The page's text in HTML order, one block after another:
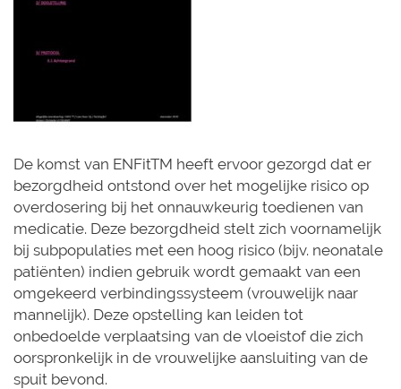
De komst van ENFitTM heeft ervoor gezorgd dat er
bezorgdheid ontstond over het mogelijke risico op
overdosering bij het onnauwkeurig toedienen van
medicatie. Deze bezorgdheid stelt zich voornamelijk
bij subpopulaties met een hoog risico (bijv. neonatale
patiënten) indien gebruik wordt gemaakt van een
omgekeerd verbindingssysteem (vrouwelijk naar
mannelijk). Deze opstelling kan leiden tot
onbedoelde verplaatsing van de vloeistof die zich
oorspronkelijk in de vrouwelijke aansluiting van de
spuit bevond.